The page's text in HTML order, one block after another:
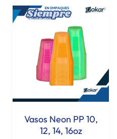
Vasos Neon PP 10,
12, 14, 16oz